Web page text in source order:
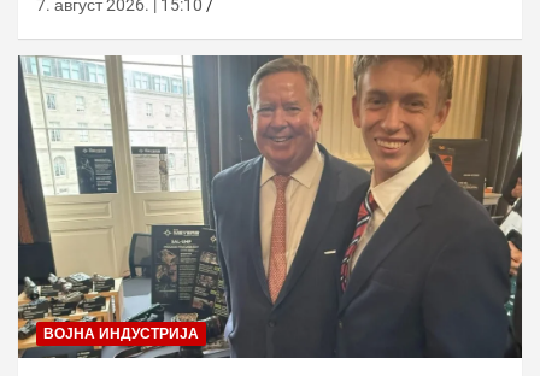
7. август 2026. | 15:10
ВОЈНА ИНДУСТРИЈА